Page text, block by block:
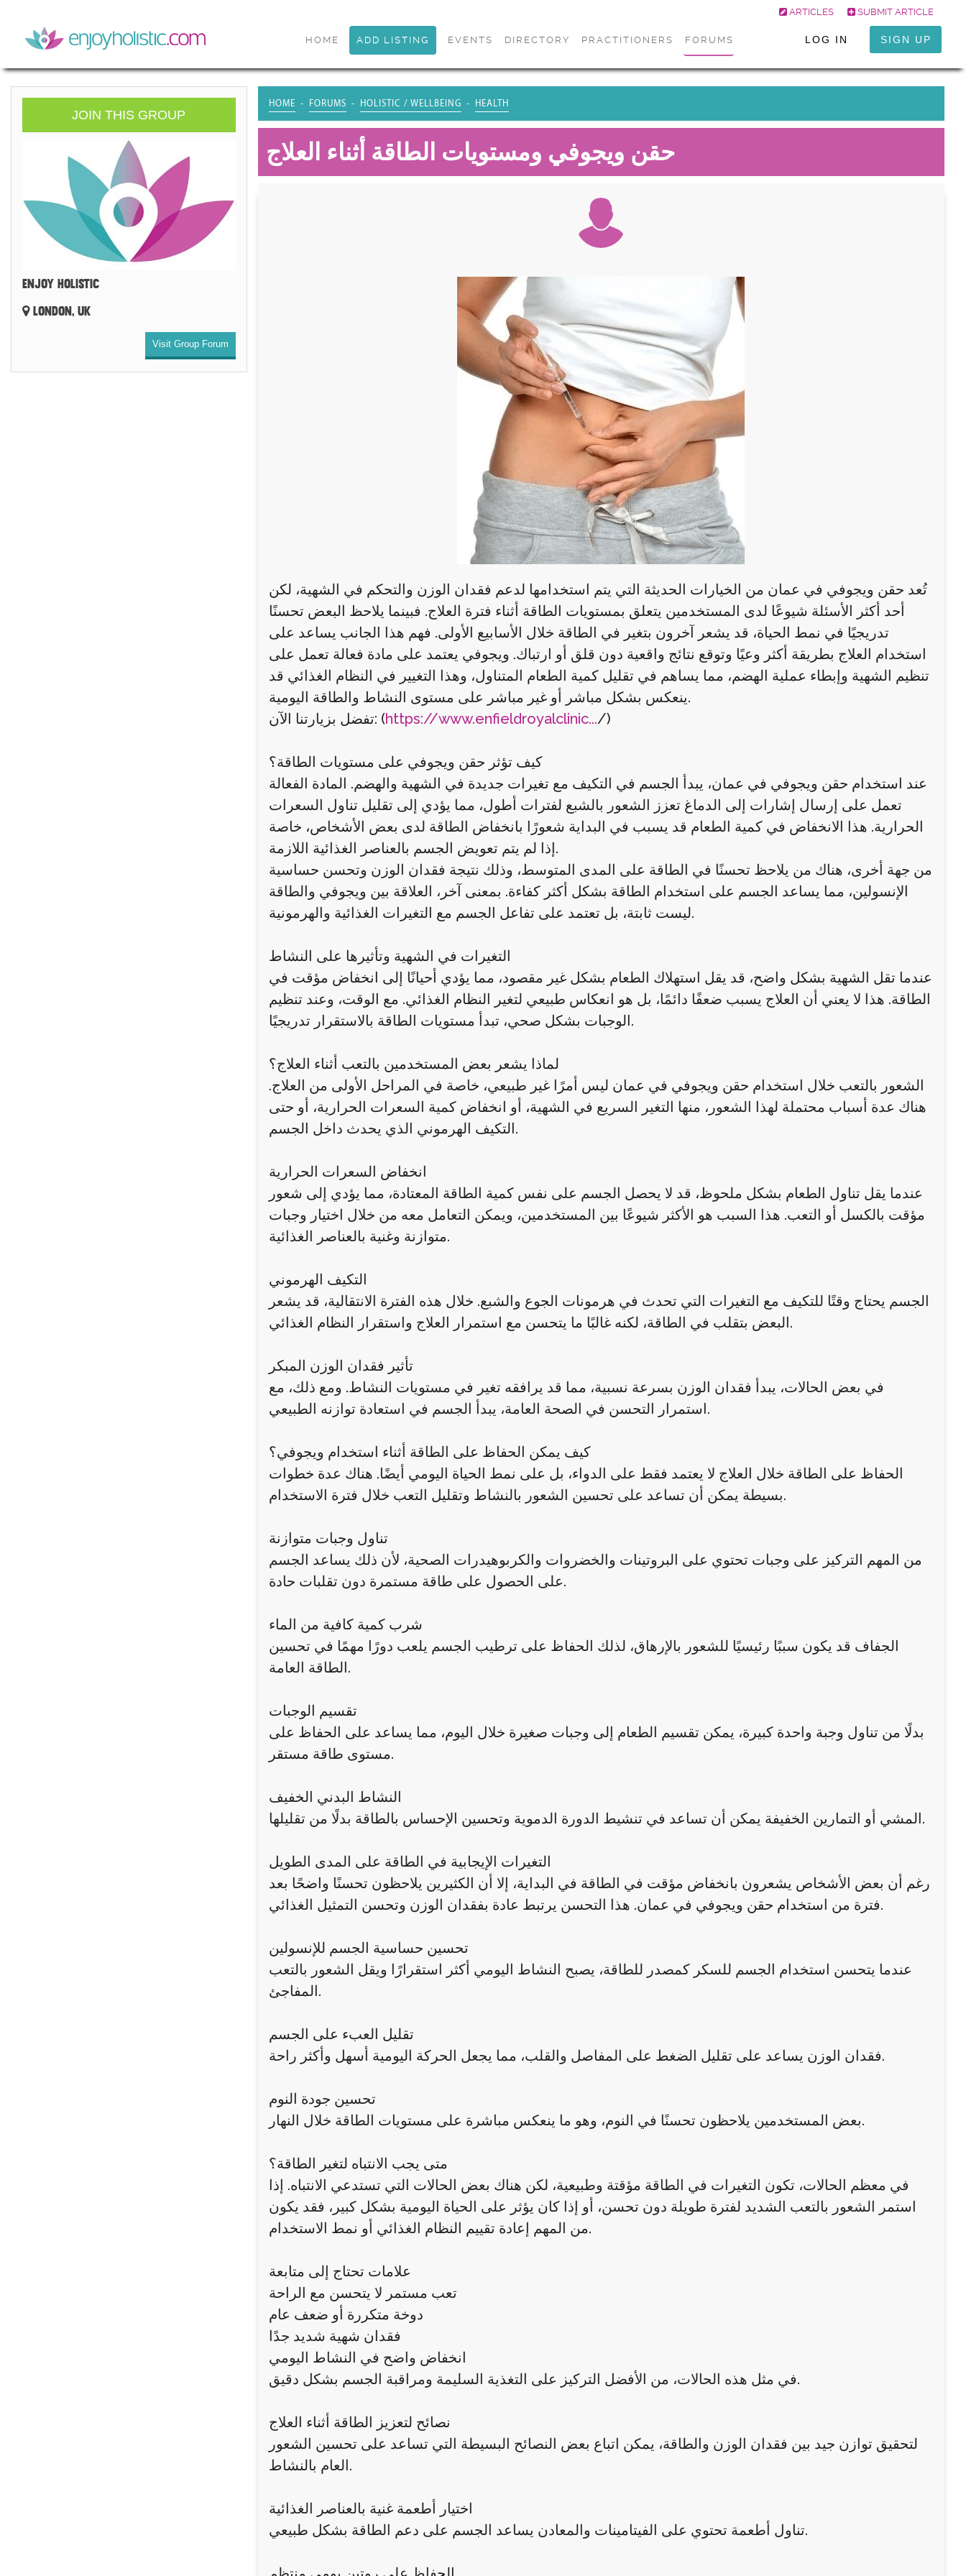
ARTICLES SUBMIT ARTICLE
HOME ADD LISTING EVENTS DIRECTORY PRACTITIONERS FORUMS LOG IN SIGN UP
JOIN THIS GROUP
ENJOY HOLISTIC
LONDON, UK
Visit Group Forum
HOME FORUMS HOLISTIC / WELLBEING HEALTH
حقن ويجوفي ومستويات الطاقة أثناء العلاج
تُعد حقن ويجوفي في عمان من الخيارات الحديثة التي يتم استخدامها لدعم فقدان الوزن والتحكم في الشهية، لكن
أحد أكثر الأسئلة شيوعًا لدى المستخدمين يتعلق بمستويات الطاقة أثناء فترة العلاج. فبينما يلاحظ البعض تحسنًا
تدريجيًا في نمط الحياة، قد يشعر آخرون بتغير في الطاقة خلال الأسابيع الأولى. فهم هذا الجانب يساعد على
استخدام العلاج بطريقة أكثر وعيًا وتوقع نتائج واقعية دون قلق أو ارتباك. ويجوفي يعتمد على مادة فعالة تعمل على
تنظيم الشهية وإبطاء عملية الهضم، مما يساهم في تقليل كمية الطعام المتناول، وهذا التغيير في النظام الغذائي قد
ينعكس بشكل مباشر أو غير مباشر على مستوى النشاط والطاقة اليومية.
تفضل بزيارتنا الآن: (https://www.enfieldroyalclinic.../)
كيف تؤثر حقن ويجوفي على مستويات الطاقة؟
عند استخدام حقن ويجوفي في عمان، يبدأ الجسم في التكيف مع تغيرات جديدة في الشهية والهضم. المادة الفعالة
تعمل على إرسال إشارات إلى الدماغ تعزز الشعور بالشبع لفترات أطول، مما يؤدي إلى تقليل تناول السعرات
الحرارية. هذا الانخفاض في كمية الطعام قد يسبب في البداية شعورًا بانخفاض الطاقة لدى بعض الأشخاص، خاصة
إذا لم يتم تعويض الجسم بالعناصر الغذائية اللازمة.
من جهة أخرى، هناك من يلاحظ تحسنًا في الطاقة على المدى المتوسط، وذلك نتيجة فقدان الوزن وتحسن حساسية
الإنسولين، مما يساعد الجسم على استخدام الطاقة بشكل أكثر كفاءة. بمعنى آخر، العلاقة بين ويجوفي والطاقة
ليست ثابتة، بل تعتمد على تفاعل الجسم مع التغيرات الغذائية والهرمونية.
التغيرات في الشهية وتأثيرها على النشاط
عندما تقل الشهية بشكل واضح، قد يقل استهلاك الطعام بشكل غير مقصود، مما يؤدي أحيانًا إلى انخفاض مؤقت في
الطاقة. هذا لا يعني أن العلاج يسبب ضعفًا دائمًا، بل هو انعكاس طبيعي لتغير النظام الغذائي. مع الوقت، وعند تنظيم
الوجبات بشكل صحي، تبدأ مستويات الطاقة بالاستقرار تدريجيًا.
لماذا يشعر بعض المستخدمين بالتعب أثناء العلاج؟
الشعور بالتعب خلال استخدام حقن ويجوفي في عمان ليس أمرًا غير طبيعي، خاصة في المراحل الأولى من العلاج.
هناك عدة أسباب محتملة لهذا الشعور، منها التغير السريع في الشهية، أو انخفاض كمية السعرات الحرارية، أو حتى
التكيف الهرموني الذي يحدث داخل الجسم.
انخفاض السعرات الحرارية
عندما يقل تناول الطعام بشكل ملحوظ، قد لا يحصل الجسم على نفس كمية الطاقة المعتادة، مما يؤدي إلى شعور
مؤقت بالكسل أو التعب. هذا السبب هو الأكثر شيوعًا بين المستخدمين، ويمكن التعامل معه من خلال اختيار وجبات
متوازنة وغنية بالعناصر الغذائية.
التكيف الهرموني
الجسم يحتاج وقتًا للتكيف مع التغيرات التي تحدث في هرمونات الجوع والشبع. خلال هذه الفترة الانتقالية، قد يشعر
البعض بتقلب في الطاقة، لكنه غالبًا ما يتحسن مع استمرار العلاج واستقرار النظام الغذائي.
تأثير فقدان الوزن المبكر
في بعض الحالات، يبدأ فقدان الوزن بسرعة نسبية، مما قد يرافقه تغير في مستويات النشاط. ومع ذلك، مع
استمرار التحسن في الصحة العامة، يبدأ الجسم في استعادة توازنه الطبيعي.
كيف يمكن الحفاظ على الطاقة أثناء استخدام ويجوفي؟
الحفاظ على الطاقة خلال العلاج لا يعتمد فقط على الدواء، بل على نمط الحياة اليومي أيضًا. هناك عدة خطوات
بسيطة يمكن أن تساعد على تحسين الشعور بالنشاط وتقليل التعب خلال فترة الاستخدام.
تناول وجبات متوازنة
من المهم التركيز على وجبات تحتوي على البروتينات والخضروات والكربوهيدرات الصحية، لأن ذلك يساعد الجسم
على الحصول على طاقة مستمرة دون تقلبات حادة.
شرب كمية كافية من الماء
الجفاف قد يكون سببًا رئيسيًا للشعور بالإرهاق، لذلك الحفاظ على ترطيب الجسم يلعب دورًا مهمًا في تحسين
الطاقة العامة.
تقسيم الوجبات
بدلًا من تناول وجبة واحدة كبيرة، يمكن تقسيم الطعام إلى وجبات صغيرة خلال اليوم، مما يساعد على الحفاظ على
مستوى طاقة مستقر.
النشاط البدني الخفيف
المشي أو التمارين الخفيفة يمكن أن تساعد في تنشيط الدورة الدموية وتحسين الإحساس بالطاقة بدلًا من تقليلها.
التغيرات الإيجابية في الطاقة على المدى الطويل
رغم أن بعض الأشخاص يشعرون بانخفاض مؤقت في الطاقة في البداية، إلا أن الكثيرين يلاحظون تحسنًا واضحًا بعد
فترة من استخدام حقن ويجوفي في عمان. هذا التحسن يرتبط عادة بفقدان الوزن وتحسن التمثيل الغذائي.
تحسين حساسية الجسم للإنسولين
عندما يتحسن استخدام الجسم للسكر كمصدر للطاقة، يصبح النشاط اليومي أكثر استقرارًا ويقل الشعور بالتعب
المفاجئ.
تقليل العبء على الجسم
فقدان الوزن يساعد على تقليل الضغط على المفاصل والقلب، مما يجعل الحركة اليومية أسهل وأكثر راحة.
تحسين جودة النوم
بعض المستخدمين يلاحظون تحسنًا في النوم، وهو ما ينعكس مباشرة على مستويات الطاقة خلال النهار.
متى يجب الانتباه لتغير الطاقة؟
في معظم الحالات، تكون التغيرات في الطاقة مؤقتة وطبيعية، لكن هناك بعض الحالات التي تستدعي الانتباه. إذا
استمر الشعور بالتعب الشديد لفترة طويلة دون تحسن، أو إذا كان يؤثر على الحياة اليومية بشكل كبير، فقد يكون
من المهم إعادة تقييم النظام الغذائي أو نمط الاستخدام.
علامات تحتاج إلى متابعة
تعب مستمر لا يتحسن مع الراحة
دوخة متكررة أو ضعف عام
فقدان شهية شديد جدًا
انخفاض واضح في النشاط اليومي
في مثل هذه الحالات، من الأفضل التركيز على التغذية السليمة ومراقبة الجسم بشكل دقيق.
نصائح لتعزيز الطاقة أثناء العلاج
لتحقيق توازن جيد بين فقدان الوزن والطاقة، يمكن اتباع بعض النصائح البسيطة التي تساعد على تحسين الشعور
العام بالنشاط.
اختيار أطعمة غنية بالعناصر الغذائية
تناول أطعمة تحتوي على الفيتامينات والمعادن يساعد الجسم على دعم الطاقة بشكل طبيعي.